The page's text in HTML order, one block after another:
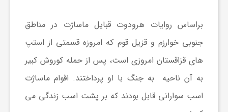
براساس روایات هرودوت قبایل ماساژت در مناطق
جنوبی خوارزم و قزیل قوم که امروزه قسمتی از استپ
های قزاقستان امروزی است، پس از حمله کوروش کبیر
به آن ناحیه به جنگ با او پرداختند. اقوام ماساژت
اسب سوارانی قابل بودند که بر پشت اسب زندگی می